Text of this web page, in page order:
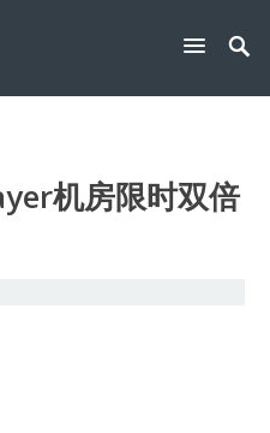
机房限时双倍